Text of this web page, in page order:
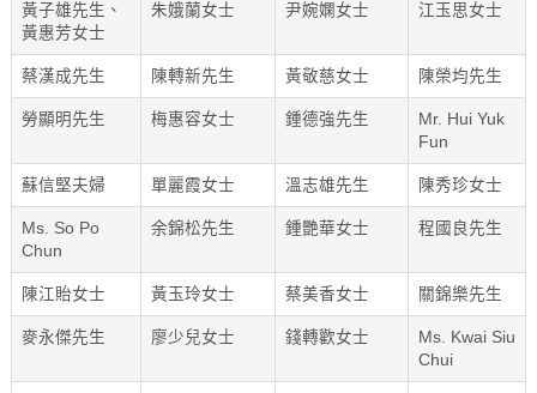
黃子雄先生、
黃惠芳女士
朱娥蘭女士 尹婉嫻女士 江玉思女士
蔡漢成先生 陳轉新先生 黃敬慈女士 陳榮均先生
勞顯明先生 梅惠容女士 鍾德強先生
Mr. Hui Yuk
Fun
蘇信堅夫婦 單麗霞女士 溫志雄先生 陳秀珍女士
Ms. So Po
Chun
余錦松先生 鍾艷華女士 程國良先生
陳江貽女士 黃玉玲女士 蔡美香女士 關錦樂先生
麥永傑先生 廖少兒女士 錢轉歡女士
Ms. Kwai Siu
Chui